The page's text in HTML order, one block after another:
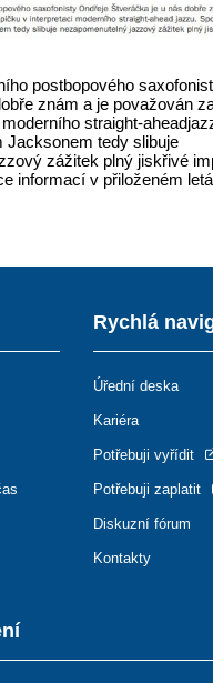
postbopového
znám a je považován
straight-
Jacksonem tedy slibuje
zážitek plný jiskřivé
informací v přiloženém
Rychlá
Úřední deska
Kariéra
Potřebuji vyřídit
Potřebuji zaplatit
Diskuzní fórum
Kontakty